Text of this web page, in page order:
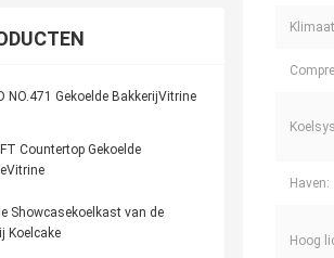
NO.471 Gekoelde BakkerijVitrine
Countertop Gekoelde
Showcasekoelkast van de
Koelcake
Haven:
Hoog